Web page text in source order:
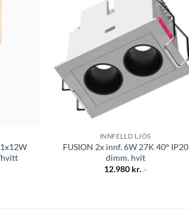
hvítt
Bæta á
óskalista
INNFELLD LJÓS
FUSION 2x innf. 6W 27K 40° IP20
dimm. hvít
12.980 kr. .-